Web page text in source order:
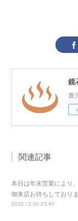
鹿
関連記事
本日は年末営業により
御来店お待ちしておりま
2022.12.30 23:40